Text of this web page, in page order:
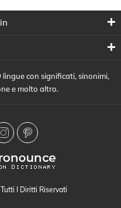
con significati, sinonimi,
e molto altro.
I Diritti Riservati